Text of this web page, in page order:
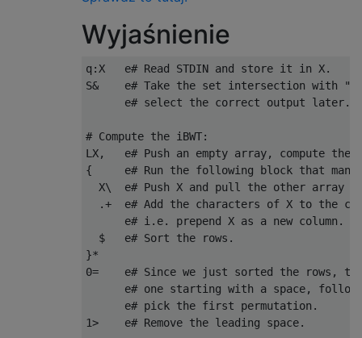
Wyjaśnienie
q:X   e# Read STDIN and store it in X.
S&    e# Take the set intersection with
      e# select the correct output later.
# Compute the iBWT:
LX,   e# Push an empty array, compute
{     e# Run the following block that many
X\  e# Push X and pull the other array
.+  e# Add the characters of X to the
      e# i.e. prepend X as a new column.
  $   e# Sort the rows.
}*
0=    e# Since we just sorted the rows,
e# one starting with a space,
      e# pick the first permutation.
1>    e# Remove the leading space.